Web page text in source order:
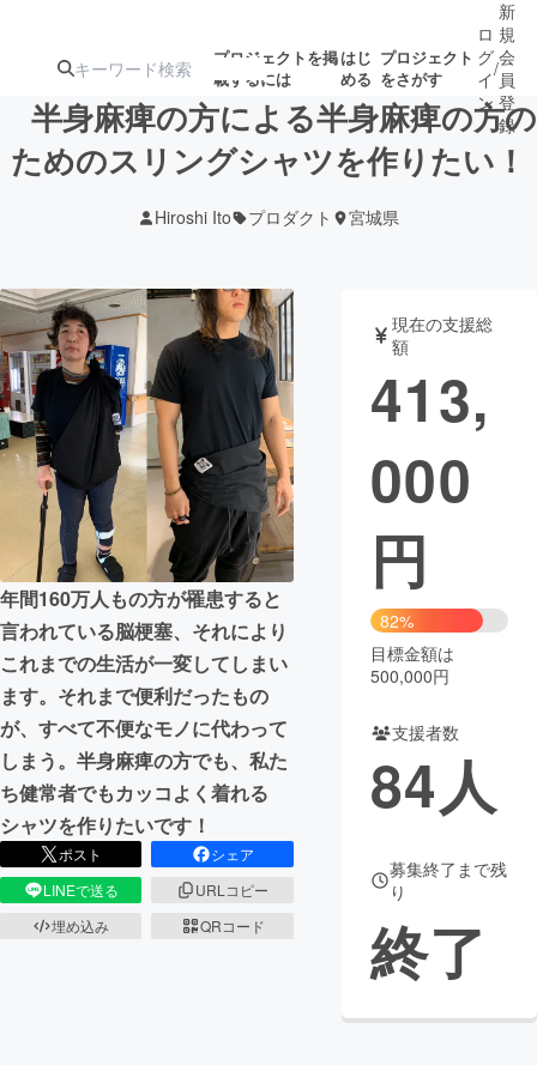
プロジェクトを掲
載するには
はじ
める
プロジェクト
をさがす
ターン
注目の新着プロ
ジェクト
募集終了が近いプ
ロジェクト
アート・写真 音楽
テクノロジー・ガジェット ゲーム・サ
映像・映画
ビジネス・起業
まちづくり・地域活性化
CAMPFIRE for Social Good
CAMPFIRE Creation
CAMPFIREふるさと納税
コミュニティ
ロ
グ
イ
ン
/
新
規
会
員
登
録
半身麻痺の方による半身麻痺の方の
ためのスリングシャツを作りたい！
Hiroshi Ito プロダクト 宮城県
年間160万人もの方が罹患すると
言われている脳梗塞、それにより
これまでの生活が一変してしまい
ます。それまで便利だったもの
が、すべて不便なモノに代わって
しまう。半身麻痺の方でも、私た
ち健常者でもカッコよく着れる
シャツを作りたいです！
ポスト
シェア
LINEで送る
URLコピー
埋め込み
QRコード
現在の支援総
額
413,
000
円
82%
目標金額は
500,000円
支援者数
84人
募集終了まで残
り
終了